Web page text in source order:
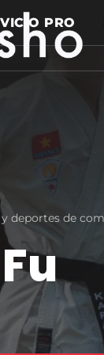
PRO
deportes de